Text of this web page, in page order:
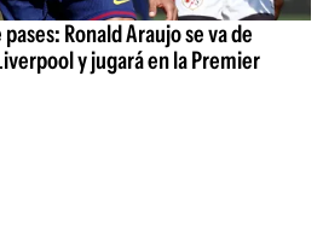
Ronald Araujo se va de
y jugará en la Premier